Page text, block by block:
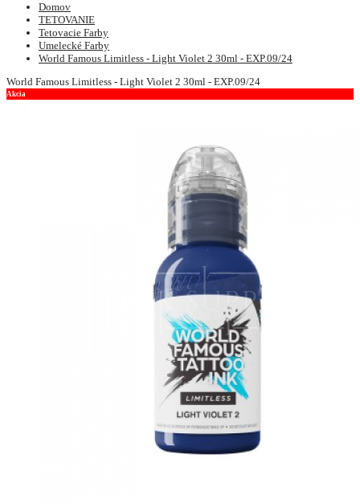
Domov
TETOVANIE
Tetovacie Farby
Umelecké Farby
World Famous Limitless - Light Violet 2 30ml - EXP.09/24
World Famous Limitless - Light Violet 2 30ml - EXP.09/24
Akcia